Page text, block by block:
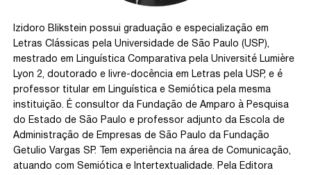
Izidoro Blikstein possui graduação e especialização em
Letras Clássicas pela Universidade de São Paulo (USP),
mestrado em Linguística Comparativa pela Université Lumière
Lyon 2, doutorado e livre-docência em Letras pela USP, e é
professor titular em Linguística e Semiótica pela mesma
instituição. É consultor da Fundação de Amparo à Pesquisa
do Estado de São Paulo e professor adjunto da Escola de
Administração de Empresas de São Paulo da Fundação
Getulio Vargas SP. Tem experiência na área de Comunicação,
atuando com Semiótica e Intertextualidade. Pela Editora